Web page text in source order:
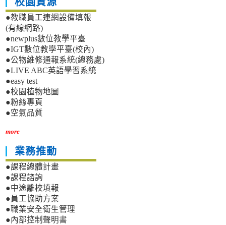
●教職員工連網設備填報
(有線網路)
●newplus數位教學平臺
●IGT數位教學平臺(校內)
●公物維修通報系統(總務處)
●LIVE ABC英語學習系統
●easy test
●校園植物地圖
●粉絲專頁
●空氣品質
more
業務推動
●課程總體計畫
●課程諮詢
●中途離校填報
●員工協助方案
●職業安全衛生管理
●內部控制聲明書